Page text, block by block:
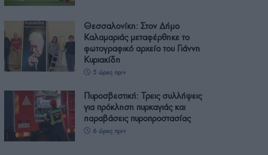
Θεσσαλονίκη: Στον Δήμο
Καλαμαριάς μεταφέρθηκε το
φωτογραφικό αρχείο του Γιάννη
Κυριακίδη
5 ώρες πριν
Πυροσβεστική: Τρεις συλλήψεις
για πρόκληση πυρκαγιάς και
παραβάσεις πυροπροστασίας
6 ώρες πριν